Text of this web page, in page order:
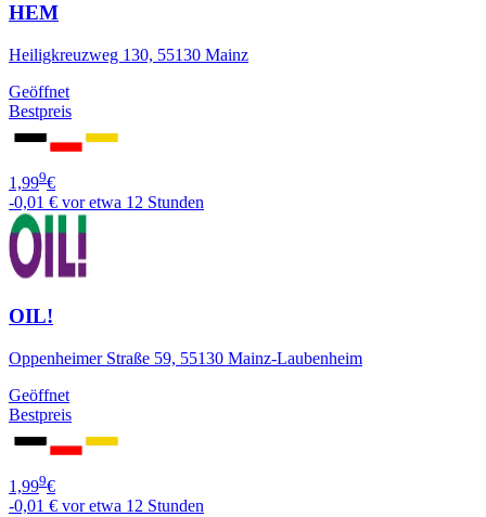
HEM
Heiligkreuzweg 130, 55130 Mainz
Geöffnet
Bestpreis
1,999€
-0,01 € vor etwa 12 Stunden
OIL!
Oppenheimer Straße 59, 55130 Mainz-Laubenheim
Geöffnet
Bestpreis
1,999€
-0,01 € vor etwa 12 Stunden